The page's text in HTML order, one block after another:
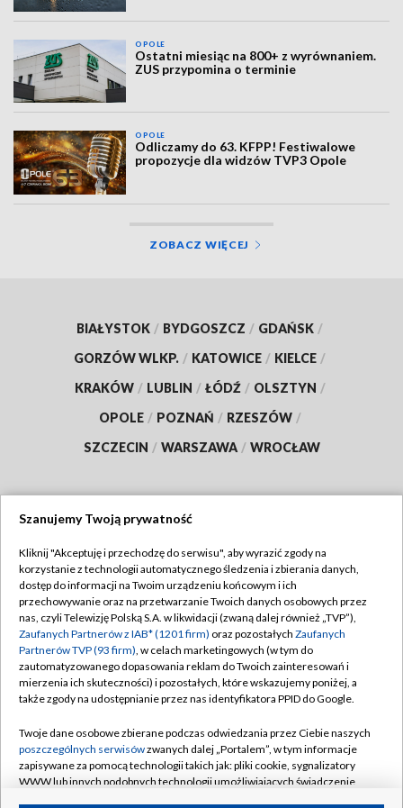
OPOLE
Ostatni miesiąc na 800+ z wyrównaniem.
ZUS przypomina o terminie
OPOLE
Odliczamy do 63. KFPP! Festiwalowe
propozycje dla widzów TVP3 Opole
ZOBACZ WIĘCEJ
BIAŁYSTOK / BYDGOSZCZ / GDAŃSK /
GORZÓW WLKP. / KATOWICE / KIELCE /
KRAKÓW / LUBLIN / ŁÓDŹ / OLSZTYN /
OPOLE / POZNAŃ / RZESZÓW /
SZCZECIN / WARSZAWA / WROCŁAW
TVP
Abonament TVP
Emisja w TVP
Centrum informacji TVP
Naziemna Telewizja Cyfrowa
Rada Programowa
System NOS
Informacje o nadawcy
Regulamin TVP
Polityka prywatności
Moje zgody
Pomoc
Kontakt
Szanujemy Twoją prywatność
Kliknij "Akceptuję i przechodzę do serwisu", aby wyrazić zgody na
korzystanie z technologii automatycznego śledzenia i zbierania danych,
dostęp do informacji na Twoim urządzeniu końcowym i ich
przechowywanie oraz na przetwarzanie Twoich danych osobowych przez
nas, czyli Telewizję Polską S.A. w likwidacji (zwaną dalej również „TVP”),
Zaufanych Partnerów z IAB* (1201 firm) oraz pozostałych Zaufanych
Partnerów TVP (93 firm), w celach marketingowych (w tym do
zautomatyzowanego dopasowania reklam do Twoich zainteresowań i
mierzenia ich skuteczności) i pozostałych, które wskazujemy poniżej, a
także zgody na udostępnianie przez nas identyfikatora PPID do Google.
Twoje dane osobowe zbierane podczas odwiedzania przez Ciebie naszych
poszczególnych serwisówzwanych dalej „Portalem”, w tym informacje
zapisywane za pomocą technologii takich jak: pliki cookie, sygnalizatory
WWW lub innych podobnych technologii umożliwiających świadczenie